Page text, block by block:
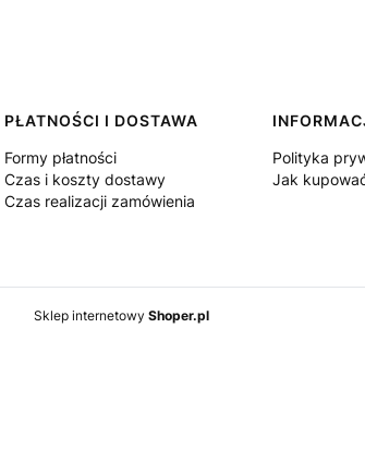
PŁATNOŚCI I DOSTAWA
Formy płatności
Czas i koszty dostawy
Czas realizacji zamówienia
Polityka
Jak
Sklep internetowy Shoper.pl